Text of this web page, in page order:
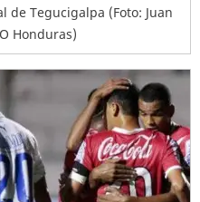
de Tegucigalpa (Foto: Juan
Honduras)